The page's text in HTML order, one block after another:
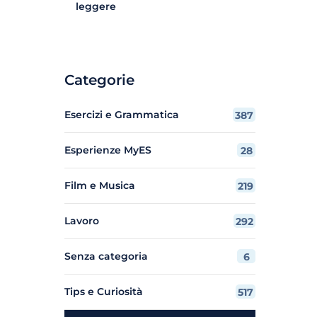
leggere
Categorie
Esercizi e Grammatica 387
Esperienze MyES 28
Film e Musica 219
Lavoro 292
Senza categoria 6
Tips e Curiosità 517